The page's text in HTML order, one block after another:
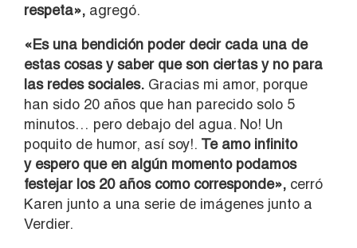
respeta», agregó.
«Es una bendición poder decir cada una de
estas cosas y saber que son ciertas y no para
las redes sociales. Gracias mi amor, porque
han sido 20 años que han parecido solo 5
minutos… pero debajo del agua. No! Un
poquito de humor, así soy!. Te amo infinito
y espero que en algún momento podamos
festejar los 20 años como corresponde», cerró
Karen junto a una serie de imágenes junto a
Verdier.